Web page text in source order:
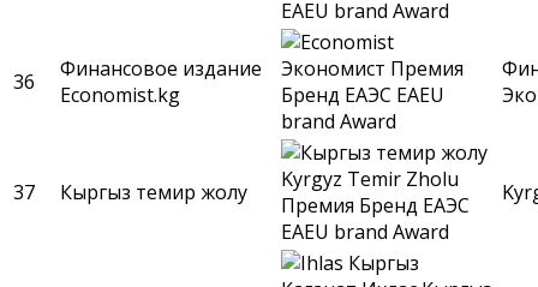
36
Финансовое издание
Economist.kg
37 Кыргыз темир жолу